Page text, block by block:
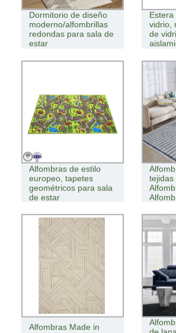
Dormitorio de diseño
moderno/alfombrillas
redondas para sala de
estar
Estera
vidrio,
de
Alfombras de estilo
europeo, tapetes
geométricos para sala
de estar
tejidas
Alfombras Made in